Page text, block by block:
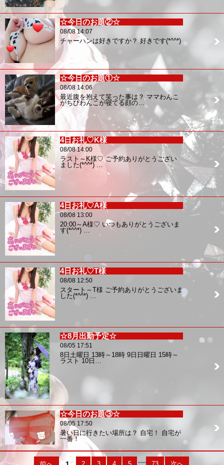
☆今日のお題②☆
08/08 14:07
チャーハンは好きですか？ 好きです(*^^*)
☆今日のお題①☆
08/08 14:06
最近腹を抱えて笑った事は？ ママわんこ
がちびわんこが寝てる顔の…
4日お礼♡K様
08/08 14:00
ラスト～K様♡ ご予約ありがとうござい
ました(*^^*) …
4日お礼♡A様
08/08 13:00
20:00～A様♡ いつもありがとうございま
す(*^^*) …
4日お礼♡T様
08/08 12:50
スタート～T様 ご予約ありがとうございま
した(*^^*) …
☆8月出勤予定☆
08/05 17:51
8日土曜日 13時～18時 9日日曜日 15時～
ラスト 10日…
☆今日のお題③☆
08/05 17:50
暑い日に行きたい場所は？ 自宅！ 自宅が
一番！
....